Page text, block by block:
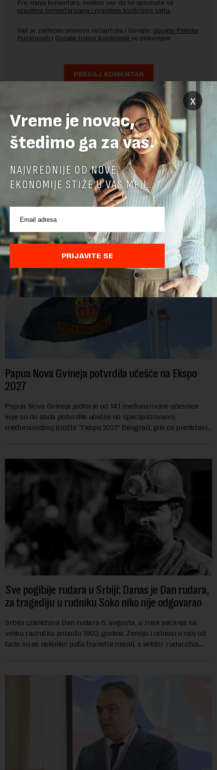
Pre slanja komentara, molimo vas da se upoznate sa
pravilima komentarisanja i pravilima korišćenja sajta.
Sajt je zaštićen pomocu reCaptcha i Google. Google Politika
Privatnosti i Google Uslovi Korišćenja su primenjeni.
POVEZANI SADRŽAJI
Papua Nova Gvineja potvrdila učešće na Ekspo
2027
Papua Nova Gvineja jedna je od 141 međunarodne učesnice
koje su do sada potvrdile učešće na specijalizovanoj
međunarodnoj izložbi "Ekspu 2027" Beograd, gde će predstaviti
Sve pogibije rudara u Srbiji: Danas je Dan rudara,
za tragediju u rudniku Soko niko nije odgovarao
Srbija obeležava Dan rudara 6. avgusta, u znak sećanja na
veliku radničku pobedu 1903. godine. Zemlja i odnosi u njoj od
tada su se nekoliko puta transformisali, a sektor rudarstva
x
Vreme je novac,
štedimo ga za vas.
NAJVREDNIJE OD NOVE
EKONOMIJE STIŽE U VAŠ MEJL.
PRIJAVITE SE